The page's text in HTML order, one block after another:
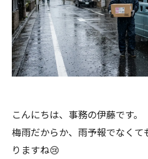
こんにちは、事務の伊藤です。
梅雨だからか、雨予報でなくて
りますね😢